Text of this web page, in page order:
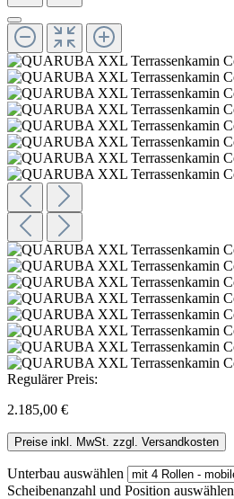
Regulärer Preis:
2.185,00 €
Preise inkl. MwSt. zzgl. Versandkosten
Unterbau auswählen
Scheibenanzahl und Position auswählen